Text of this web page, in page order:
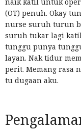
(OT) penuh. Okay
nurse suruh turun
suruh tukar lagi
tunggu punya
layan. Nak tidur
perit. Memang rasa
tu dugaan aku.